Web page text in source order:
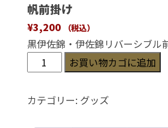
帆前掛け
¥3,200 （税込）
黒伊佐錦・伊佐錦リバーシブル
『伊
佐
錦・
お買い物カゴに追加
カテゴリー: グッズ